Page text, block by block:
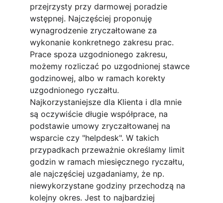
przejrzysty przy darmowej poradzie
wstępnej. Najczęściej proponuję
wynagrodzenie zryczałtowane za
wykonanie konkretnego zakresu prac.
Prace spoza uzgodnionego zakresu,
możemy rozliczać po uzgodnionej stawce
godzinowej, albo w ramach korekty
uzgodnionego ryczałtu.
Najkorzystaniejsze dla Klienta i dla mnie
są oczywiście długie współprace, na
podstawie umowy zryczałtowanej na
wsparcie czy "helpdesk". W takich
przypadkach przeważnie określamy limit
godzin w ramach miesięcznego ryczałtu,
ale najczęściej uzgadaniamy, że np.
niewykorzystane godziny przechodzą na
kolejny okres. Jest to najbardziej